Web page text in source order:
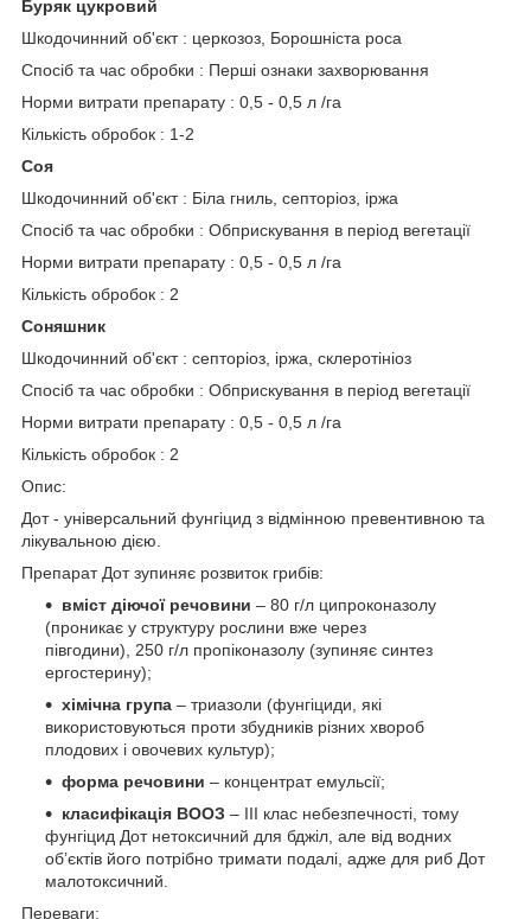
Буряк цукровий
Шкодочинний об'єкт : церкозоз, Борошніста роса
Спосіб та час обробки : Перші ознаки захворювання
Норми витрати препарату : 0,5 - 0,5 л /га
Кількість обробок : 1-2
Соя
Шкодочинний об'єкт : Біла гниль, септоріоз, іржа
Спосіб та час обробки : Обприскування в період вегетації
Норми витрати препарату : 0,5 - 0,5 л /га
Кількість обробок : 2
Соняшник
Шкодочинний об'єкт : септоріоз, іржа, склеротініоз
Спосіб та час обробки : Обприскування в період вегетації
Норми витрати препарату : 0,5 - 0,5 л /га
Кількість обробок : 2
Опис:
Дот - універсальний фунгіцид з відмінною превентивною та
лікувальною дією.
Препарат Дот зупиняє розвиток грибів:
вміст діючої речовини – 80 г/л ципроконазолу
(проникає у структуру рослини вже через
півгодини), 250 г/л пропіконазолу (зупиняє синтез
ергостерину);
хімічна група – триазоли (фунгіциди, які
використовуються проти збудників різних хвороб
плодових і овочевих культур);
форма речовини – концентрат емульсії;
класифікація ВООЗ – ІІІ клас небезпечності, тому
фунгіцид Дот нетоксичний для бджіл, але від водних
об’єктів його потрібно тримати подалі, адже для риб Дот
малотоксичний.
Переваги: